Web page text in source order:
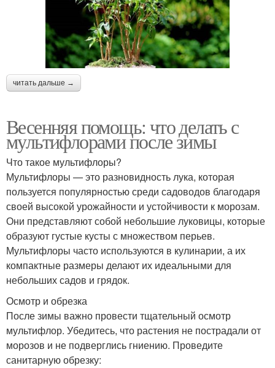
читать дальше →
Весенняя помощь: что делать с
мультифлорами после зимы
Что такое мультифлоры?
Мультифлоры — это разновидность лука, которая
пользуется популярностью среди садоводов благодаря
своей высокой урожайности и устойчивости к морозам.
Они представляют собой небольшие луковицы, которые
образуют густые кусты с множеством перьев.
Мультифлоры часто используются в кулинарии, а их
компактные размеры делают их идеальными для
небольших садов и грядок.
Осмотр и обрезка
После зимы важно провести тщательный осмотр
мультифлор. Убедитесь, что растения не пострадали от
морозов и не подверглись гниению. Проведите
санитарную обрезку: